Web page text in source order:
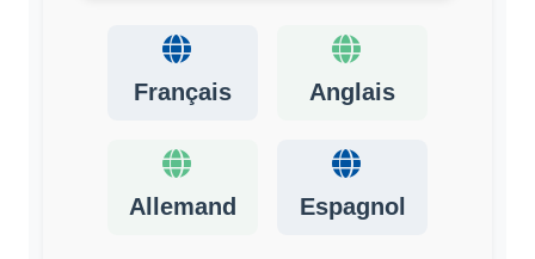
Français Anglais
Allemand Espagnol